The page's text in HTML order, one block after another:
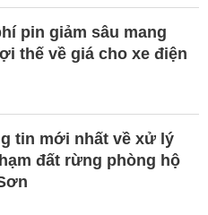
pin giảm sâu mang
thế về giá cho xe điện
tin mới nhất về xử lý
đất rừng phòng hộ